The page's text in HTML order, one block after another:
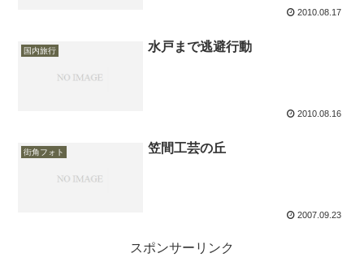
2010.08.17
国内旅行 水戸まで逃避行動
2010.08.16
街角フォト 笠間工芸の丘
2007.09.23
スポンサーリンク